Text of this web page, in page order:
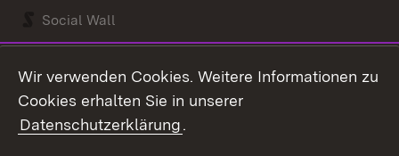
Social Wall
Kontakt
Wir verwenden Cookies. Weitere Informationen zu
Cookies erhalten Sie in unserer
Datenschutzerklärung.